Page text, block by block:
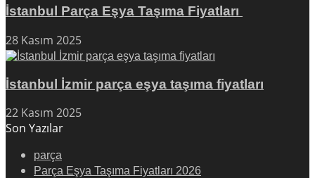
İstanbul Parça Eşya Taşıma Fiyatları
28 Kasım 2025
İstanbul İzmir parça eşya taşıma fiyatları
22 Kasım 2025
Son Yazılar
parça
Parça Eşya Taşıma Fiyatları 2026